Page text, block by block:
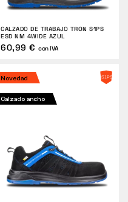
CALZADO DE TRABAJO TRON S1PS
ESD NM 4WIDE AZUL
60,99 € con IVA
Novedad
Calzado ancho